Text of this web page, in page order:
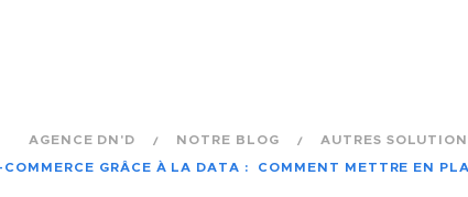
AGENCE DN'D NOTRE BLOG AUTRES
GRÂCE À LA DATA : COMMENT METTRE EN